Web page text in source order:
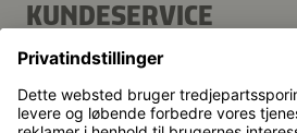
KUNDESERVICE
FAQ
Kontakt